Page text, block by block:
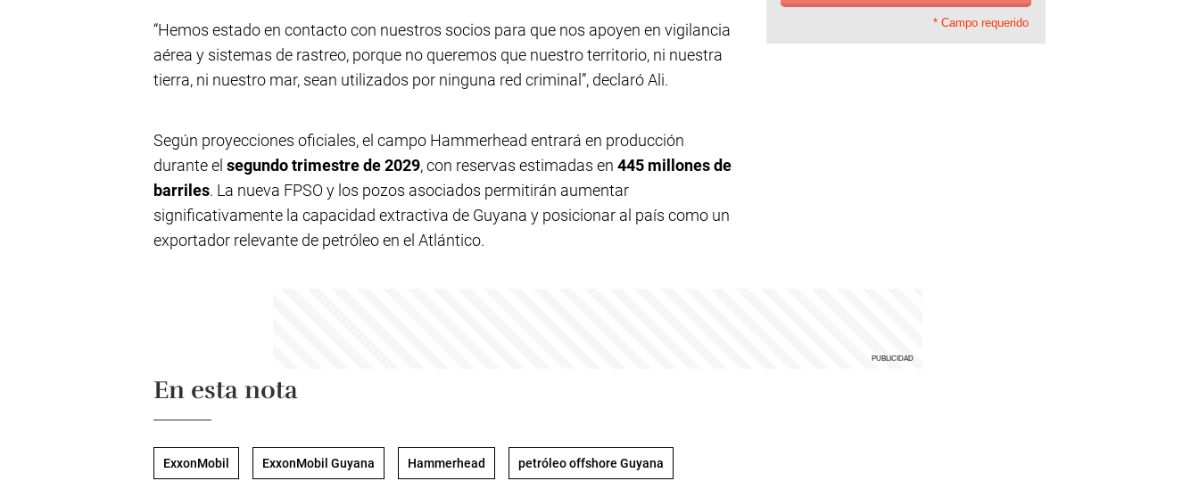
“Hemos estado en contacto con nuestros socios para que nos apoyen en vigilancia
aérea y sistemas de rastreo, porque no queremos que nuestro territorio, ni nuestra
tierra, ni nuestro mar, sean utilizados por ninguna red criminal”, declaró Ali.
Según proyecciones oficiales, el campo Hammerhead entrará en producción
durante el segundo trimestre de 2029, con reservas estimadas en 445 millones de
barriles. La nueva FPSO y los pozos asociados permitirán aumentar
significativamente la capacidad extractiva de Guyana y posicionar al país como un
exportador relevante de petróleo en el Atlántico.
En esta nota
ExxonMobil ExxonMobil Guyana Hammerhead petróleo offshore Guyana
* Campo requerido